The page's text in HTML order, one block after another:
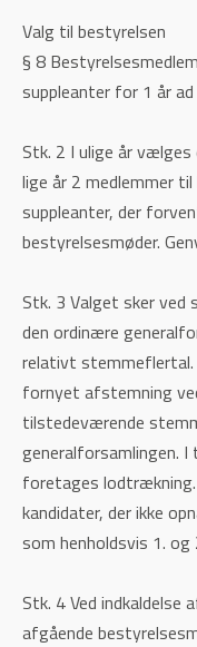
Valg til bestyrelsen
§ 8
suppleanter for 1 år ad
Stk. 2 I ulige år
lige år 2 medlemmer
suppleanter, der
bestyrelsesmøder.
Stk. 3 Valget sker
den ordinære
relativt stemmeflertal.
fornyet afstemning
tilstedeværende
generalforsamlingen.
foretages
kandidater, der ikke
som henholdsvis 1. og
Stk. 4 Ved indkaldelse
afgående